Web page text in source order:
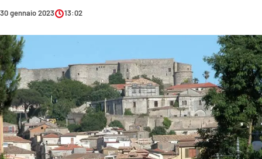
SANITÀ
AMBIENTE
SOCIETÀ
CULTURA
ECONOMIA E LAVORO
EVENTI
30 gennaio 2023 13:02